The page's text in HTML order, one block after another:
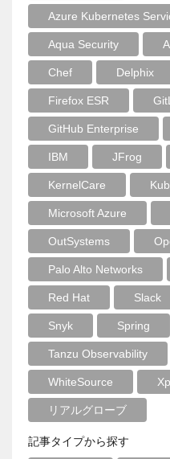
Azure Kubernetes
Aqua Security
Chef Delphix
Firefox ESR
GitHub Enterprise
IBM JFrog
KernelCare
Microsoft Azure
OutSystems
Palo Alto Networks
Red Hat Slack
Snyk Spring
Tanzu Observability
WhiteSource
リアルグローブ
記事タイプから探す